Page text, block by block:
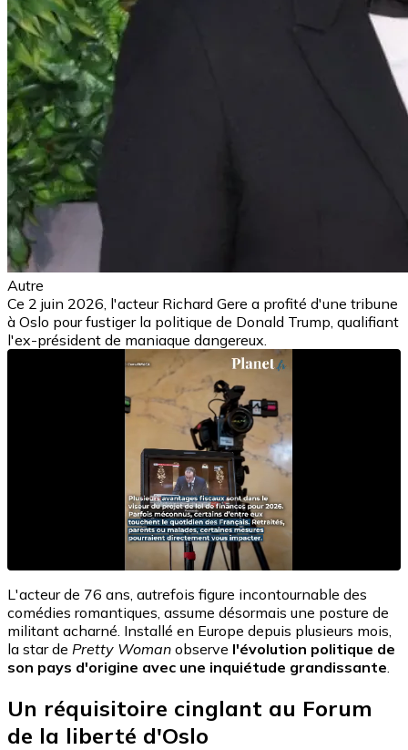
Autre
Ce 2 juin 2026, l'acteur Richard Gere a profité d'une tribune
à Oslo pour fustiger la politique de Donald Trump, qualifiant
l'ex-président de maniaque dangereux.
L'acteur de 76 ans, autrefois figure incontournable des
comédies romantiques, assume désormais une posture de
militant acharné. Installé en Europe depuis plusieurs mois,
la star de Pretty Woman observe l'évolution politique de
son pays d'origine avec une inquiétude grandissante
Un réquisitoire cinglant au Forum
de la liberté d'Oslo